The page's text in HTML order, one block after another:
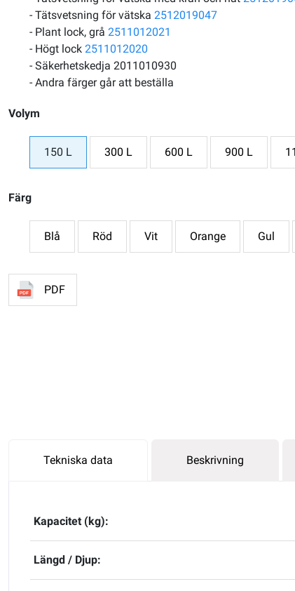
- Tätsvetsning för vätska 2512019047
- Plant lock, grå 2511012021
- Högt lock 2511012020
- Säkerhetskedja 2011010930
- Andra färger går att beställa
Volym
150 L 300 L 600 L 900 L
Färg
Blå Röd Vit Orange Gul
PDF
Tekniska data Beskrivning
Kapacitet (kg):
Längd / Djup: